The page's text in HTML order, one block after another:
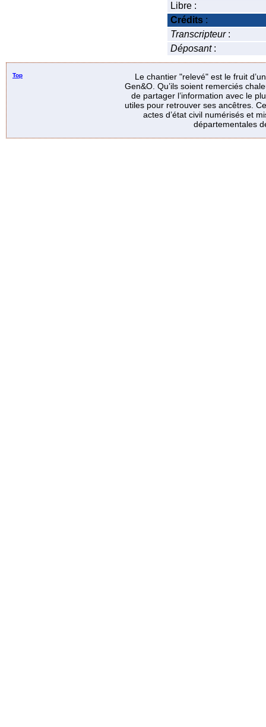
Libre :
Crédits :
Transcripteur:
Déposant:
Top
Le chantier "relevé" est le fruit
Gen&O. Qu’ils soient remerciés
de partager l’information avec le
utiles pour retrouver ses ancêtres.
actes d’état civil numérisés et
départementales